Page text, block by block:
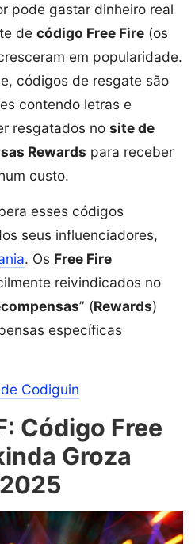
pode gastar dinheiro real
de código Free Fire (os
em popularidade.
códigos de resgate são
contendo letras e
resgatados no site de
Rewards para receber
custo.
esses códigos
seus influenciadores,
. Os Free Fire
reivindicados no
” (Rewards)
específicas
Codiguin
Código Free
Groza